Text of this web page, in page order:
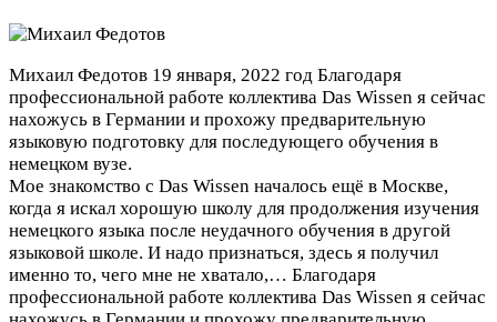
Михаил Федотов 19 января, 2022 год Благодаря
профессиональной работе коллектива Das Wissen я сейчас
нахожусь в Германии и прохожу предварительную
языковую подготовку для последующего обучения в
немецком вузе.
Мое знакомство с Das Wissen началось ещё в Москве,
когда я искал хорошую школу для продолжения изучения
немецкого языка после неудачного обучения в другой
языковой школе. И надо признаться, здесь я получил
именно то, чего мне не хватало,… Благодаря
профессиональной работе коллектива Das Wissen я сейчас